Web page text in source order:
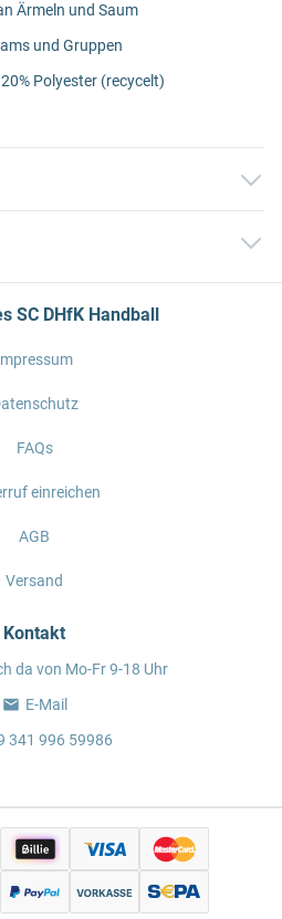
Ärmeln und Saum
und Gruppen
Polyester (recycelt)
SC DHfK Handball
FAQs
einreichen
AGB
Versand
Kontakt
da von Mo-Fr 9-18 Uhr
E-Mail
341 996 59986